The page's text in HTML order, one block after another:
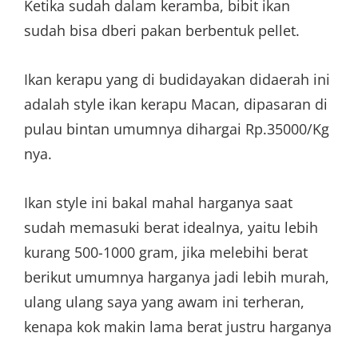
Ketika sudah dalam keramba, bibit ikan
sudah bisa dberi pakan berbentuk pellet.
Ikan kerapu yang di budidayakan didaerah ini
adalah style ikan kerapu Macan, dipasaran di
pulau bintan umumnya dihargai Rp.35000/Kg
nya.
Ikan style ini bakal mahal harganya saat
sudah memasuki berat idealnya, yaitu lebih
kurang 500-1000 gram, jika melebihi berat
berikut umumnya harganya jadi lebih murah,
ulang ulang saya yang awam ini terheran,
kenapa kok makin lama berat justru harganya